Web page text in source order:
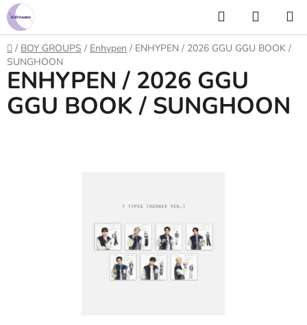
Prejsť
na
obsah
Hľadať
KOŠÍK
Domov
/ BOY GROUPS / Enhypen / ENHYPEN / 2026 GGU GGU BOOK /
SUNGHOON
ENHYPEN / 2026 GGU
GGU BOOK / SUNGHOON